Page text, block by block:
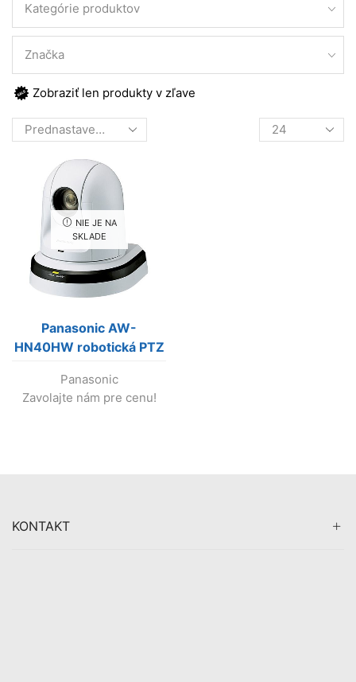
Kategórie produktov
Značka
Zobraziť len produkty v zľave
Products
per
NIE JE NA
SKLADE
Panasonic AW-
HN40HW robotická PTZ
skončila!)
Panasonic
Zavolajte nám pre cenu!
KONTAKT